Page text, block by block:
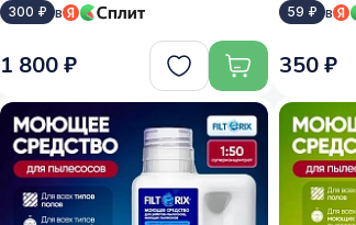
300 ₽ в
1 800 ₽
59 ₽ в
350 ₽